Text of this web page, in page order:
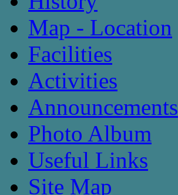
Map - Location
Facilities
Activities
Announcements
Photo Album
Useful Links
Site Map